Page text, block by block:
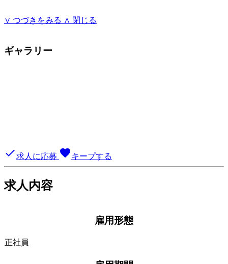
∨ つづきをみる ∧ 閉じる
ギャラリー
done求人に応募 favoriteキープする
求人内容
雇用形態
正社員